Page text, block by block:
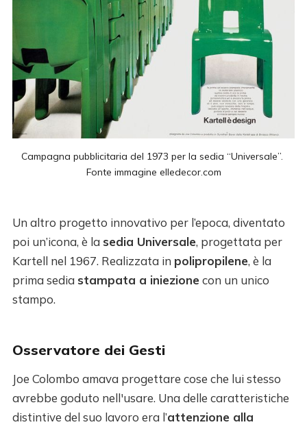
Campagna pubblicitaria del 1973 per la sedia “Universale”.
Fonte immagine elledecor.com
Un altro progetto innovativo per l’epoca, diventato
poi un’icona, è la sedia Universale, progettata per
Kartell nel 1967. Realizzata in polipropilene, è la
prima sedia stampata a iniezionecon un unico
stampo.
Osservatore dei Gesti
Joe Colombo amava progettare cose che lui stesso
avrebbe goduto nell'usare. Una delle caratteristiche
distintive del suo lavoro era l’attenzione alla